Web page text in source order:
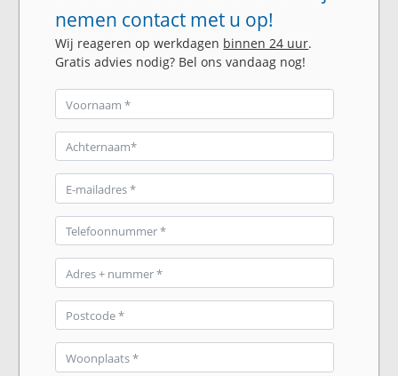
nemen contact met u op!
Wij reageren op werkdagen binnen 24 uur.
Gratis advies nodig? Bel ons vandaag nog!